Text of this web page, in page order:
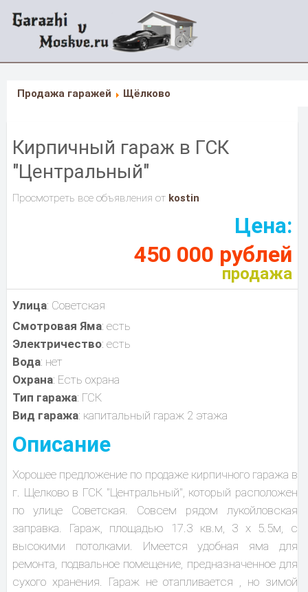
Продажа гаражей Щёлково
Кирпичный гараж в ГСК
"Центральный"
Просмотреть все объявления от kostin
Цена:
450 000 рублей
продажа
Улица: Советская
Смотровая Яма: есть
Электричество: есть
Вода: нет
Охрана: Есть охрана
Тип гаража: ГСК
Вид гаража: капитальный гараж 2 этажа
Описание
Хорошее предложение по продаже кирпичного гаража в
г. Щелково в ГСК "Центральный", который расположен
по улице Советская. Совсем рядом лукойловская
заправка. Гараж, площадью 17.3 кв.м, 3 х 5.5м, с
высокими потолками. Имеется удобная яма для
ремонта, подвальное помещение, предназначенное для
сухого хранения. Гараж не отапливается , но зимой